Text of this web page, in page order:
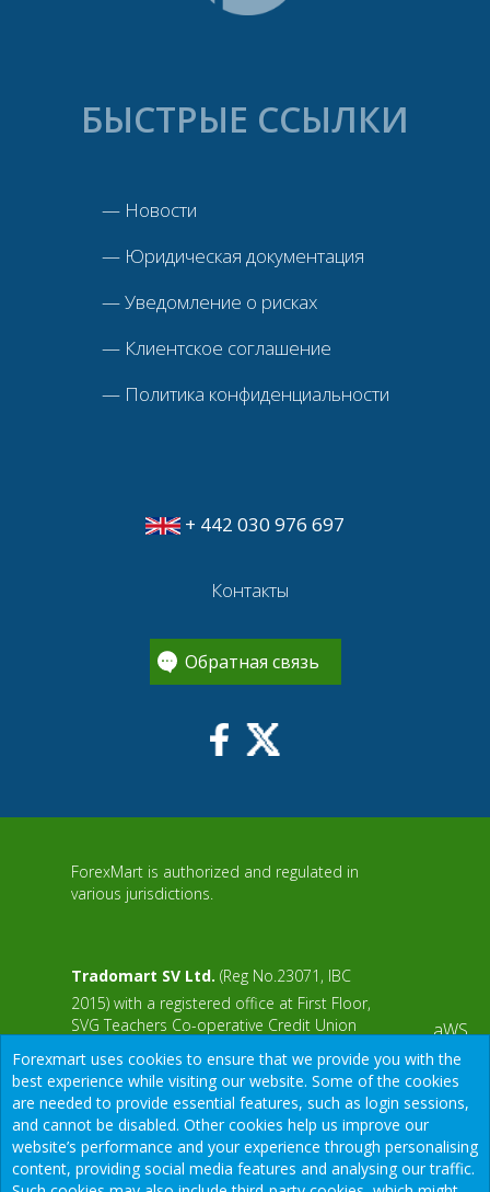
БЫСТРЫЕ ССЫЛКИ
— Новости
— Юридическая документация
—Уведомление о рисках
— Клиентское соглашение
— Политика конфиденциальности
+ 442 030 976 697
Контакты
Обратная связь
ForexMart is authorized and regulated in
various jurisdictions.
Tradomart SV Ltd. (Reg No.23071, IBC
2015) with a registered office at First Floor,
SVG Teachers Co-operative Credit Union
and Middle Street, Kingstown, Saint Vincent
and the Grenadines
Restricted Regions: the United States of
America, North Korea, Sudan, Syria and
some other regions.
aWS
Forexmart uses cookies to ensure that we provide you with the
best experience while visiting our website. Some of the cookies
are needed to provide essential features, such as login sessions,
and cannot be disabled. Other cookies help us improve our
website’s performance and your experience through personalising
content, providing social media features and analysing our traffic.